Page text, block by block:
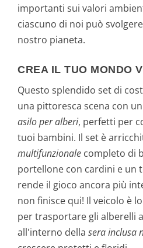
importanti sui valori
ciascuno di noi può
nostro pianeta.
CREA IL TUO MONDO
Questo splendido set di
una pittoresca scena con un
asilo per alberi, perfetti per
tuoi bambini. Il set è
multifunzionale completo di
portellone con cardini e un
rende il gioco ancora più
non finisce qui! Il veicolo è
per trasportare gli alberelli
all'interno della sera inclusa